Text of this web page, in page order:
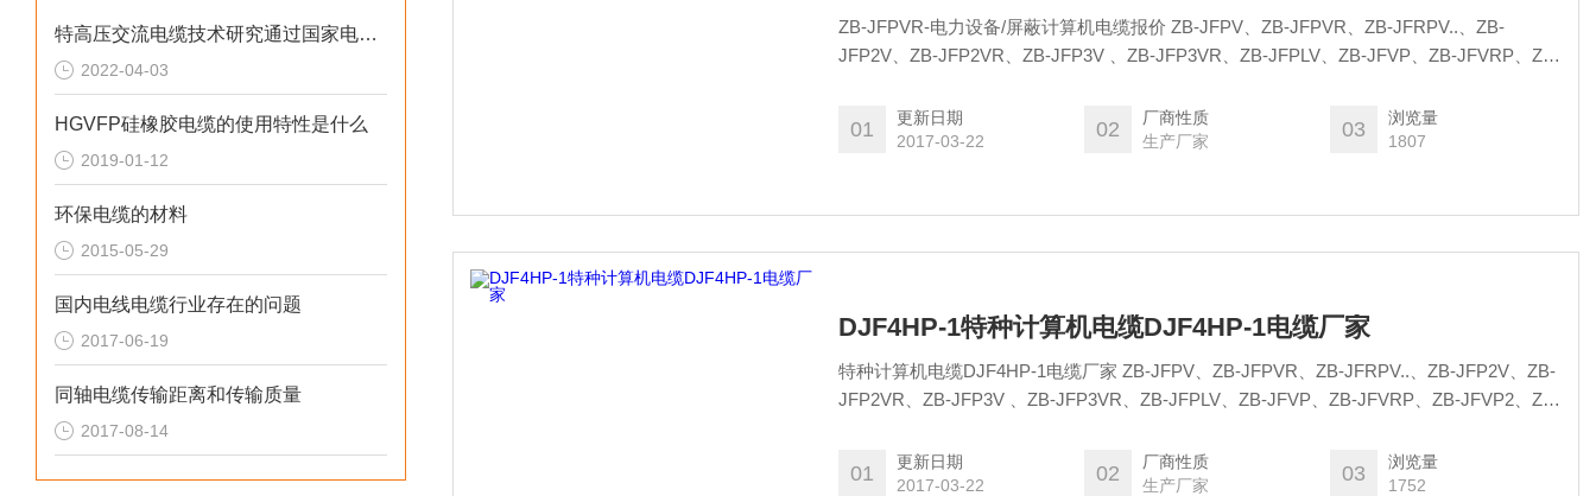
特高压交流电缆技术研究通过国家电网验收
2022-04-03
HGVFP硅橡胶电缆的使用特性是什么
2019-01-12
环保电缆的材料
2015-05-29
国内电线电缆行业存在的问题
2017-06-19
同轴电缆传输距离和传输质量
2017-08-14
ZB-JFPVR-电力设备/屏蔽计算机电缆报价 ZB-JFPV、ZB-JFPVR、ZB-JFRPV..、ZB-
JFP2V、ZB-JFP2VR、ZB-JFP3V 、ZB-JFP3VR、ZB-JFPLV、ZB-JFVP、ZB-JFVRP、ZB-
01
更新日期
2017-03-22
02
厂商性质
生产厂家
03
浏览量
1807
DJF4HP-1特种计算机电缆DJF4HP-1电缆厂家
特种计算机电缆DJF4HP-1电缆厂家 ZB-JFPV、ZB-JFPVR、ZB-JFRPV..、ZB-JFP2V、ZB-
JFP2VR、ZB-JFP3V 、ZB-JFP3VR、ZB-JFPLV、ZB-JFVP、ZB-JFVRP、ZB-JFVP2、ZB-
01
更新日期
2017-03-22
02
厂商性质
生产厂家
03
浏览量
1752